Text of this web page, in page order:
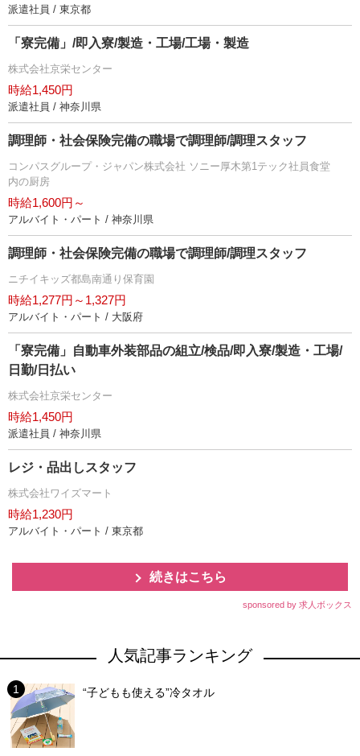
派遣社員 / 東京都
「寮完備」/即入寮/製造・工場/工場・製造
株式会社京栄センター
時給1,450円
派遣社員 / 神奈川県
調理師・社会保険完備の職場で調理師/調理スタッフ
コンパスグループ・ジャパン株式会社 ソニー厚木第1テック社員食堂
内の厨房
時給1,600円～
アルバイト・パート / 神奈川県
調理師・社会保険完備の職場で調理師/調理スタッフ
ニチイキッズ都島南通り保育園
時給1,277円～1,327円
アルバイト・パート / 大阪府
「寮完備」自動車外装部品の組立/検品/即入寮/製造・工場/
日勤/日払い
株式会社京栄センター
時給1,450円
派遣社員 / 神奈川県
レジ・品出しスタッフ
株式会社ワイズマート
時給1,230円
アルバイト・パート / 東京都
続きはこちら
sponsored by 求人ボックス
人気記事ランキング
“子どもも使える”冷タオル